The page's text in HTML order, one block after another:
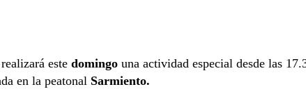
realizará este domingo una actividad especial desde las
en la peatonal Sarmiento.